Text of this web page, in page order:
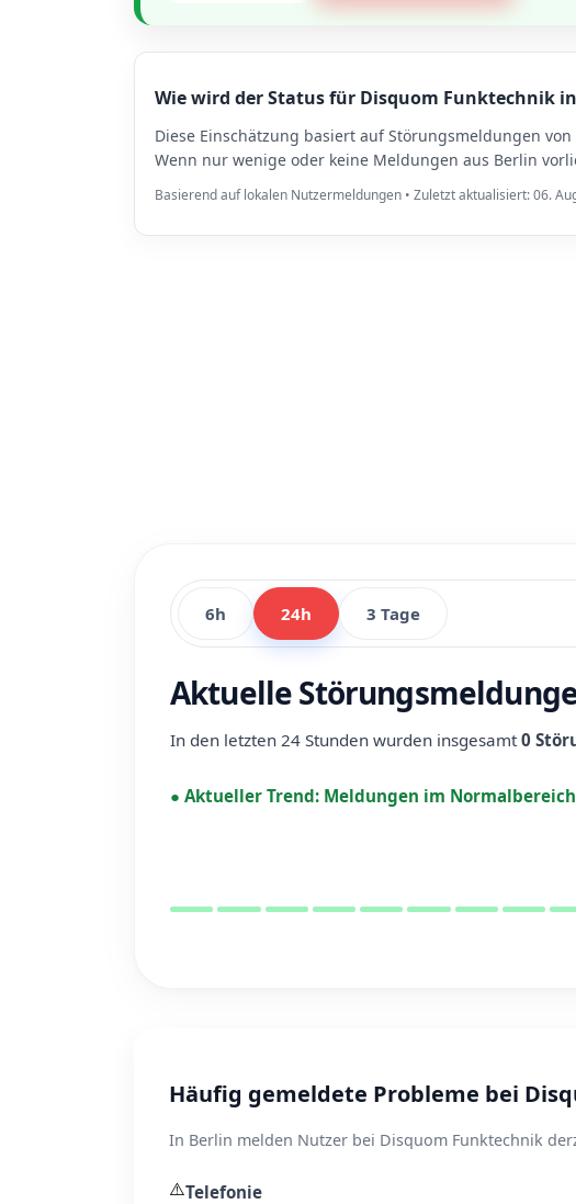
Wie wird der Status für Disquom Funktechnik
Diese Einschätzung basiert auf Störungsmeldungen
Wenn nur wenige oder keine Meldungen aus Berlin
Basierend auf lokalen Nutzermeldungen • Zuletzt aktualisiert: 06.
6h 24h 3 Tage
Aktuelle
In den letzten 24 Stunden wurden insgesamt0
● Aktueller Trend: Meldungen im Normalbereich
Häufig gemeldete Probleme bei
In Berlin melden Nutzer bei Disquom Funktechnik
⚠️Telefonie